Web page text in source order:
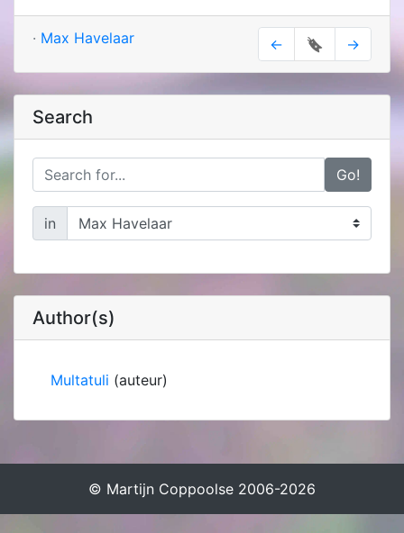
· Max Havelaar ← 🔖 →
Search
Go!
in
Author(s)
Multatuli (auteur)
© Martijn Coppoolse 2006-2026